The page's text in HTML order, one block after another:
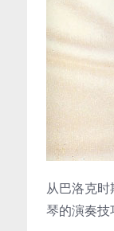
从巴洛克
琴的演奏技